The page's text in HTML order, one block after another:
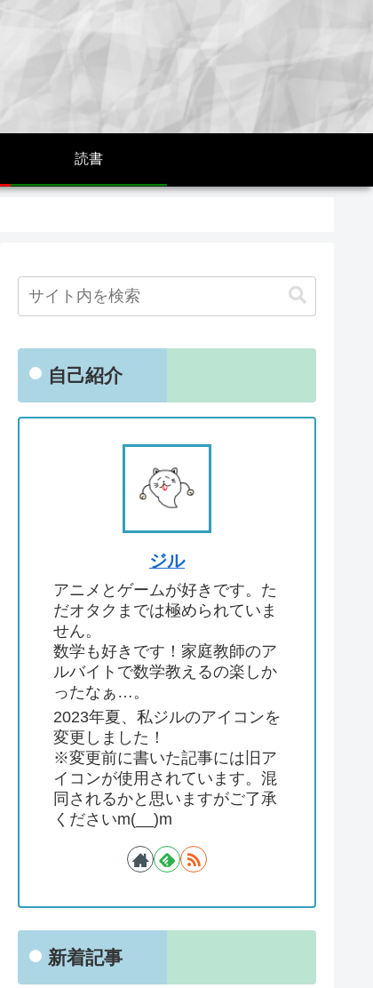
読書
自己紹介
ジル
アニメとゲームが好きです。た
だオタクまでは極められていま
せん。
数学も好きです！家庭教師のア
ルバイトで数学教えるの楽しか
ったなぁ…。
2023年夏、私ジルのアイコンを
変更しました！
※変更前に書いた記事には旧ア
イコンが使用されています。混
同されるかと思いますがご了承
くださいm(__)m
新着記事